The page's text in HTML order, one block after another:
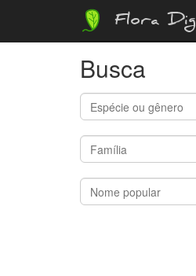
Flora
Busca